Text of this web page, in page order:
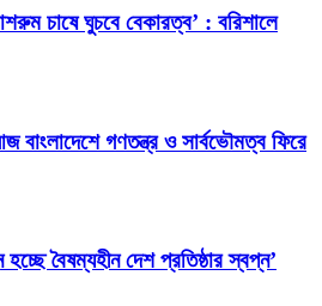
চাষে ঘুচবে বেকারত্ব’ : বরিশালে
বাংলাদেশে গণতন্ত্র ও সার্বভৌমত্ব ফিরে
হচ্ছে বৈষম্যহীন দেশ প্রতিষ্ঠার স্বপ্ন’